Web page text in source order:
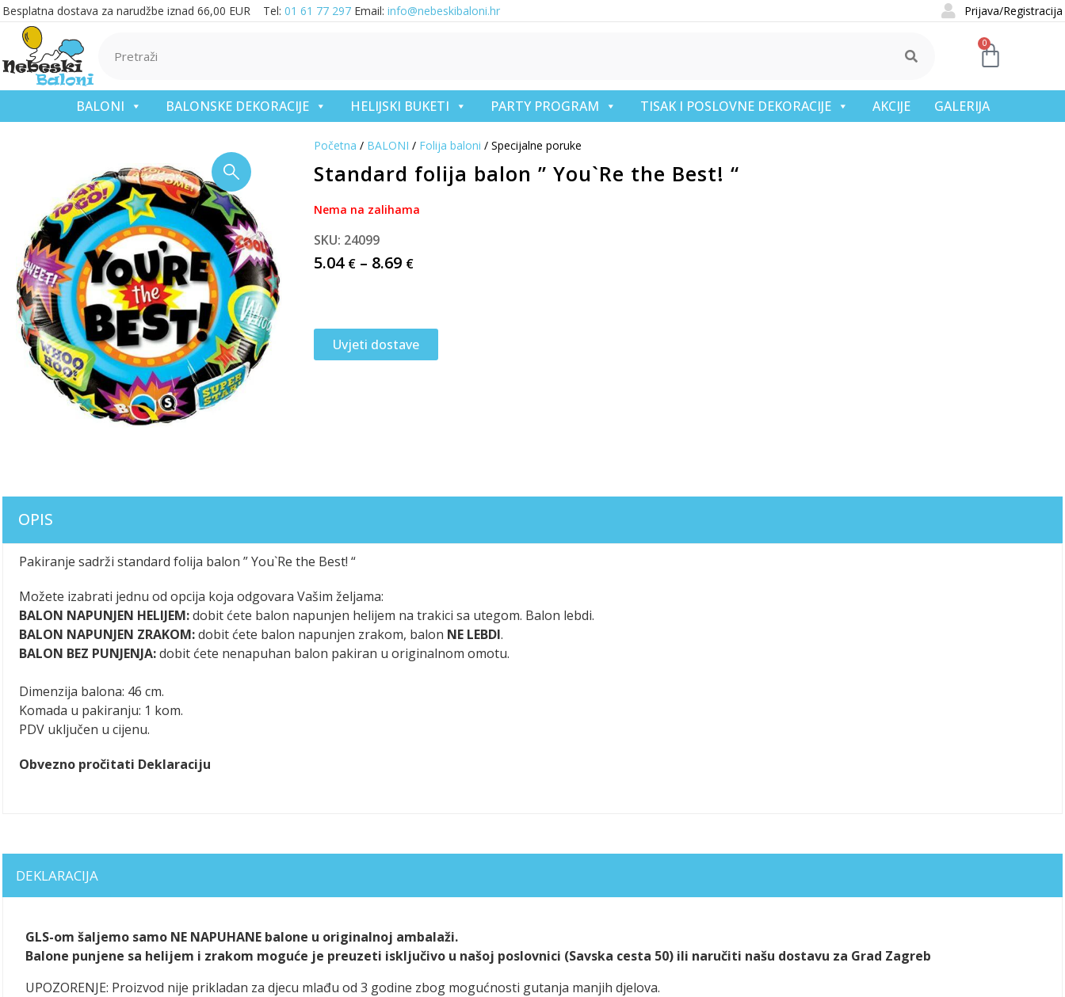
Besplatna dostava za narudžbe iznad 66,00 EUR Tel: 01 61 77 297 Email: info@nebeskibaloni.hr Prijava/Registracija
0
BALONI BALONSKE DEKORACIJE HELIJSKI BUKETI PARTY PROGRAM TISAK I POSLOVNE DEKORACIJE AKCIJE GALERIJA
Početna / BALONI / Folija baloni / Specijalne poruke
Standard folija balon ” You`Re the Best! “
Nema na zalihama
SKU: 24099
5.04 €– 8.69 €
Uvjeti dostave
OPIS
Pakiranje sadrži standard folija balon ” You`Re the Best! “
Možete izabrati jednu od opcija koja odgovara Vašim željama:
BALON NAPUNJEN HELIJEM:dobit ćete balon napunjen helijem na trakici sa utegom. Balon lebdi.
BALON NAPUNJEN ZRAKOM:dobit ćete balon napunjen zrakom, balon NE LEBDI.
BALON BEZ PUNJENJA:dobit ćete nenapuhan balon pakiran u originalnom omotu.
Dimenzija balona: 46 cm.
Komada u pakiranju: 1 kom.
PDV uključen u cijenu.
Obvezno pročitati Deklaraciju
DEKLARACIJA
GLS-om šaljemo samo NE NAPUHANE balone u originalnoj ambalaži.
Balone punjene sa helijem i zrakom moguće je preuzeti isključivo u našoj poslovnici (Savska cesta 50) ili naručiti našu dostavu za Grad Zagreb
UPOZORENJE: Proizvod nije prikladan za djecu mlađu od 3 godine zbog mogućnosti gutanja manjih djelova.